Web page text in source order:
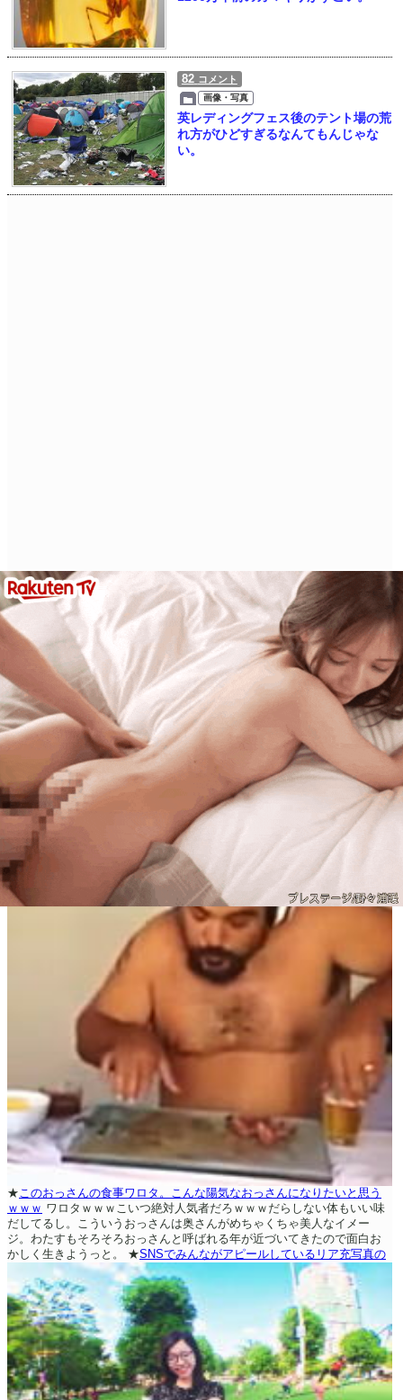
82 コメント
画像・写真
英レディングフェス後のテント場の荒
れ方がひどすぎるなんてもんじゃな
い。
★このおっさんの食事ワロタ。こんな陽気なおっさんになりたいと思う
ｗｗｗ ワロタｗｗｗこいつ絶対人気者だろｗｗｗだらしない体もいい味
だしてるし。こういうおっさんは奥さんがめちゃくちゃ美人なイメー
ジ。わたすもそろそろおっさんと呼ばれる年が近づいてきたので面白お
かしく生きようっと。
★SNSでみんながアピールしているリア充写真の